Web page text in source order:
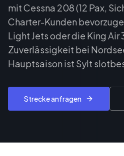
mit Cessna 208 (12 Pax,
Charter-Kunden
Light Jets oder die King Air
Zuverlässigkeit bei
Hauptsaison ist Sylt
Strecke anfragen